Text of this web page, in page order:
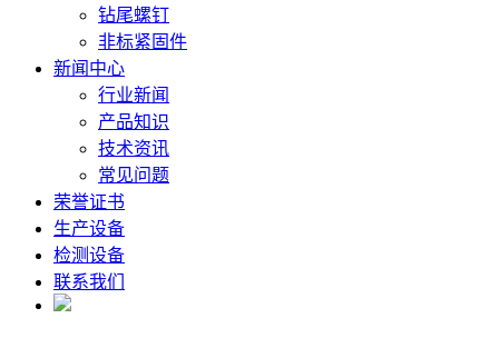
钻尾螺钉
非标紧固件
新闻中心
行业新闻
产品知识
技术资讯
常见问题
荣誉证书
生产设备
检测设备
联系我们